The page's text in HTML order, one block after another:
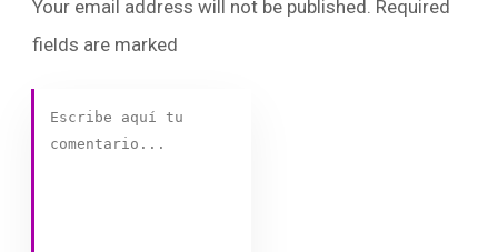
Your email address will not be published. Required
fields are marked